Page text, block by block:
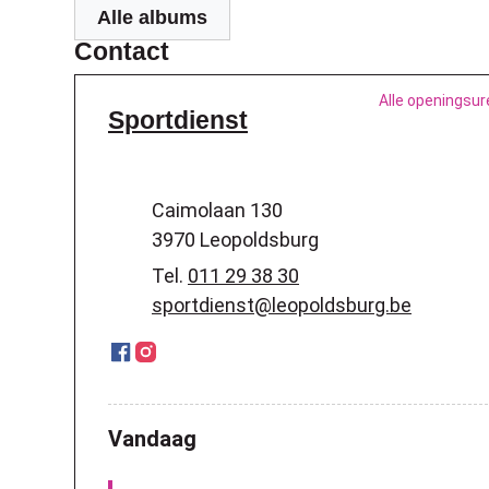
Alle albums
Contact
Alle
Sportdienst
AdresCaimolaan 130
,3970 Leopoldsburg
011 29 38 30
E-mailsportdienst@ leopoldsburg.be
Facebook
Instagram
Vandaag